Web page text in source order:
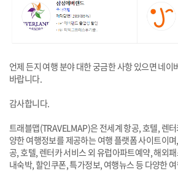
언제 든지 여행 분야 대한 궁금한 사항 있으면 네이
바랍니다.
감사합니다.
트래블맵(TRAVELMAP)은 전세계 항공, 호텔, 렌
양한 여행정보를 제공하는 여행 플랫폼 사이트이
공, 호텔, 렌터카 서비스 외 유럽아파트예약, 해외
내숙박, 할인쿠폰, 특가정보, 여행뉴스 등 다양한